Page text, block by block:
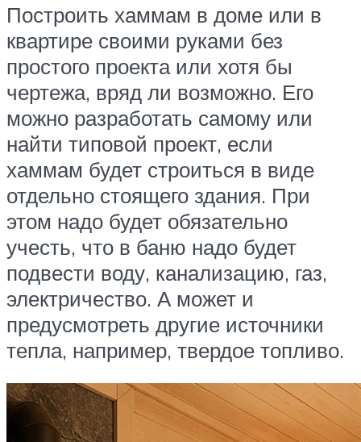
Построить хаммам в доме или в
квартире своими руками без
простого проекта или хотя бы
чертежа, вряд ли возможно. Его
можно разработать самому или
найти типовой проект, если
хаммам будет строиться в виде
отдельно стоящего здания. При
этом надо будет обязательно
учесть, что в баню надо будет
подвести воду, канализацию, газ,
электричество. А может и
предусмотреть другие источники
тепла, например, твердое топливо.